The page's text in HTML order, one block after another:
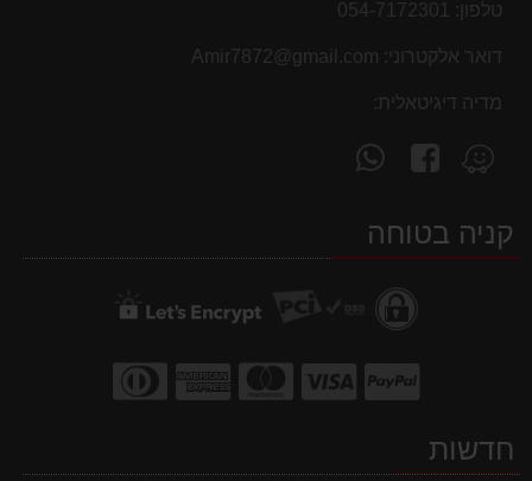
טלפון: 054-7172301
דואר אלקטרוני: Amir7872@gmail.com
מדיה דיגיטאלית:
מצא
אותנו
Waze
עקוב
אחרינו
facebookקניה בטוחה
חדשות